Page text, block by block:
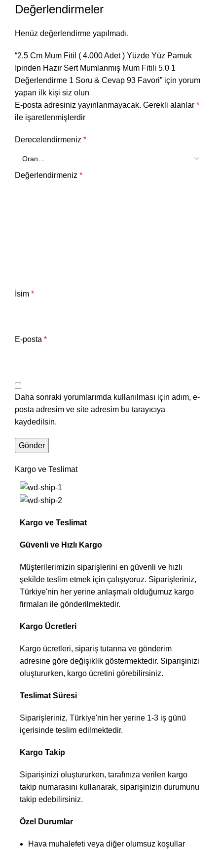
Değerlendirmeler
Henüz değerlendirme yapılmadı.
“2,5 Cm Mum Fitil ( 4.000 Adet ) Yüzde Yüz Pamuk
Ipinden Hazır Sert Mumlanmış Mum Fitili 5.0 1
Değerlendirme 1 Soru & Cevap 93 Favori” için yorum
yapan ilk kişi siz olun
E-posta adresiniz yayınlanmayacak. Gerekli alanlar *
ile işaretlenmişlerdir
Derecelendirmeniz *
Değerlendirmeniz *
İsim *
E-posta *
Daha sonraki yorumlarımda kullanılması için adım, e-
posta adresim ve site adresim bu tarayıcıya
kaydedilsin.
Kargo ve Teslimat
Kargo ve Teslimat
Güvenli ve Hızlı Kargo
Müşterilerimizin siparişlerini en güvenli ve hızlı
şekilde teslim etmek için çalışıyoruz. Siparişleriniz,
Türkiye'nin her yerine anlaşmalı olduğumuz kargo
firmaları ile gönderilmektedir.
Kargo Ücretleri
Kargo ücretleri, sipariş tutarına ve gönderim
adresine göre değişiklik göstermektedir. Siparişinizi
oluştururken, kargo ücretini görebilirsiniz.
Teslimat Süresi
Siparişleriniz, Türkiye'nin her yerine 1-3 iş günü
içerisinde teslim edilmektedir.
Kargo Takip
Siparişinizi oluştururken, tarafınıza verilen kargo
takip numarasını kullanarak, siparişinizin durumunu
takip edebilirsiniz.
Özel Durumlar
Hava muhalefeti veya diğer olumsuz koşullar